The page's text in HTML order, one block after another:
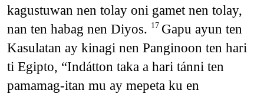
kagustuwan nen tolay oni gamet nen tolay,
nan ten habag nen Diyos. 17 Gapu ayun ten
Kasulatan ay kinagi nen Panginoon ten hari
ti Egipto, “Indátton taka a hari tánni ten
pamamag-itan mu ay mepeta ku en